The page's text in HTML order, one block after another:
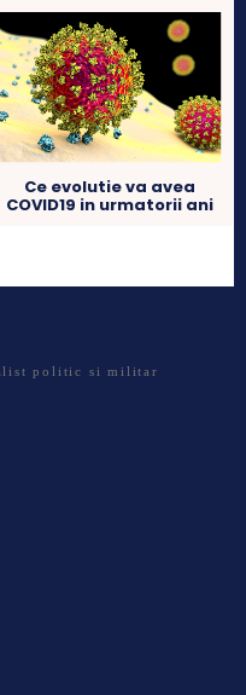
Ce evolutie va avea
COVID19 in urmatorii ani
politic si militar